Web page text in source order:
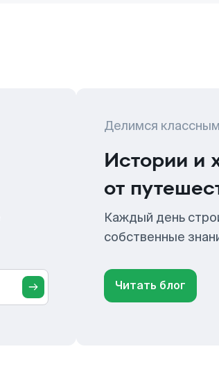
Делимся
Истории и
от
Каждый день
собственные
Читать блог